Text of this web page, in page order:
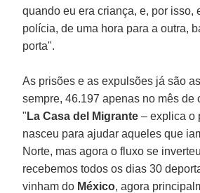
quando eu era criança, e, por isso,
polícia, de uma hora para a outra,
porta".
As prisões e as expulsões já são
sempre, 46.197 apenas no mês de
" La Casa del Migrante – explica o
nasceu para ajudar aqueles que
Norte, mas agora o fluxo se
recebemos todos os dias 30
vinham do México, agora